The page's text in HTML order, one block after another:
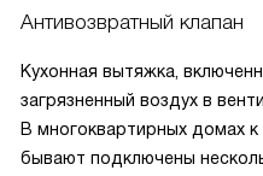
со своей задачей, но и
кухне. Теперь я могу
беспокойства о дыме и
Антивозвратный клапан
Кухонная вытяжка,
загрязненный воздух в
В многоквартирных домах
бывают подключены